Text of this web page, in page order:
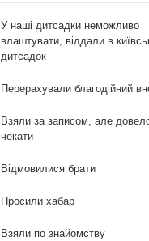
У наші дитсадки неможливо
влаштувати, віддали в
дитсадок
Перерахували благодійний
Взяли за записом, але
чекати
Відмовилися брати
Просили хабар
Взяли по знайомству